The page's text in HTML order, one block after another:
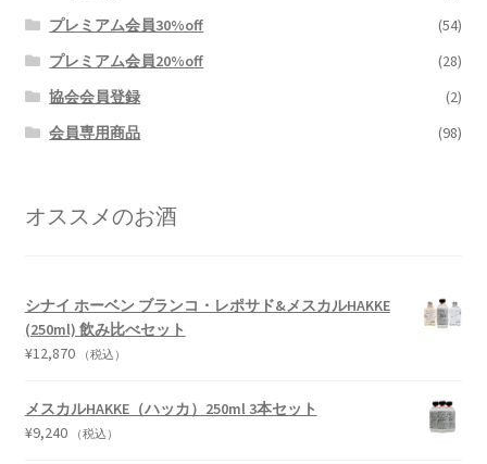
プレミアム会員30%off
(54)
プレミアム会員20%off
(28)
協会会員登録
(2)
会員専用商品
(98)
オススメのお酒
シナイ ホーベン ブランコ・レポサド&メスカルHAKKE
(250ml) 飲み比べセット
¥12,870 （税込）
メスカルHAKKE（ハッカ）250ml 3本セット
¥9,240 （税込）